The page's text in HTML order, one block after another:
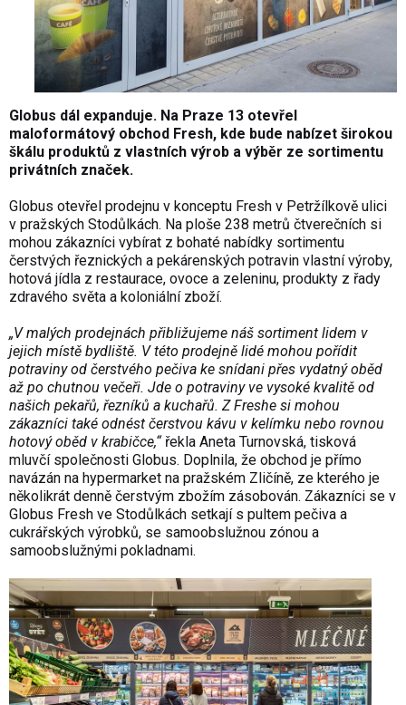
Globus dál expanduje. Na Praze 13 otevřel
maloformátový obchod Fresh, kde bude nabízet širokou
škálu produktů z vlastních výrob a výběr ze sortimentu
privátních značek.
Globus otevřel prodejnu v konceptu Fresh v Petržílkově ulici
v pražských Stodůlkách. Na ploše 238 metrů čtverečních si
mohou zákazníci vybírat z bohaté nabídky sortimentu
čerstvých řeznických a pekárenských potravin vlastní výroby,
hotová jídla z restaurace, ovoce a zeleninu, produkty z řady
zdravého světa a koloniální zboží.
„V malých prodejnách přibližujeme náš sortiment lidem v
jejich místě bydliště. V této prodejně lidé mohou pořídit
potraviny od čerstvého pečiva ke snídani přes vydatný oběd
až po chutnou večeři. Jde o potraviny ve vysoké kvalitě od
našich pekařů, řezníků a kuchařů. Z Freshe si mohou
zákazníci také odnést čerstvou kávu v kelímku nebo rovnou
hotový oběd v krabičce,“ řekla Aneta Turnovská, tisková
mluvčí společnosti Globus. Doplnila, že obchod je přímo
navázán na hypermarket na pražském Zličíně, ze kterého je
několikrát denně čerstvým zbožím zásobován. Zákazníci se v
Globus Fresh ve Stodůlkách setkají s pultem pečiva a
cukrářských výrobků, se samoobslužnou zónou a
samoobslužnými pokladnami.